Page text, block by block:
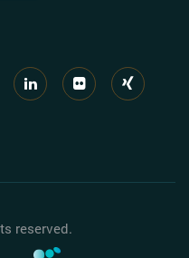
reserved.